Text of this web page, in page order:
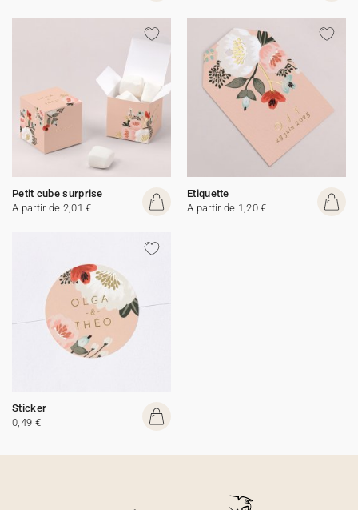
Petit cube surprise
A partir de 2,01 €
Etiquette
A partir de 1,20 €
Sticker
0,49 €